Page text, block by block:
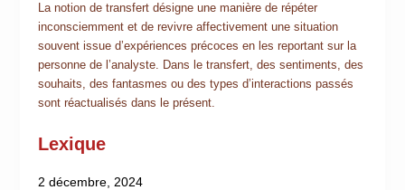
La notion de transfert désigne une manière de répéter
inconsciemment et de revivre affectivement une situation
souvent issue d’expériences précoces en les reportant sur la
personne de l’analyste. Dans le transfert, des sentiments, des
souhaits, des fantasmes ou des types d’interactions passés
sont réactualisés dans le présent.
Lexique
2 décembre, 2024